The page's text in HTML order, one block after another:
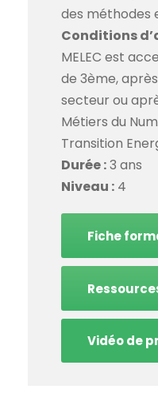
des méthodes
Conditions
MELEC est
de 3ème,
secteur ou
Métiers du
Transition
Durée :3 ans
Niveau : 4
Fiche
Vidéo de